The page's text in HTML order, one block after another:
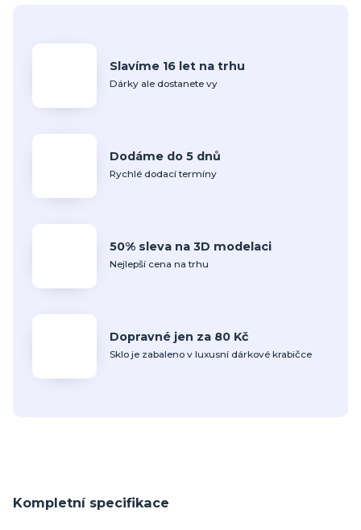
Slavíme 16 let na trhu
Dárky ale dostanete vy
Dodáme do 5 dnů
Rychlé dodací termíny
50% sleva na 3D modelaci
Nejlepší cena na trhu
Dopravné jen za 80 Kč
Sklo je zabaleno v luxusní dárkové krabičce
Kompletní specifikace